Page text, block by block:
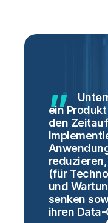
ein
den
(für
und
senken
ihren